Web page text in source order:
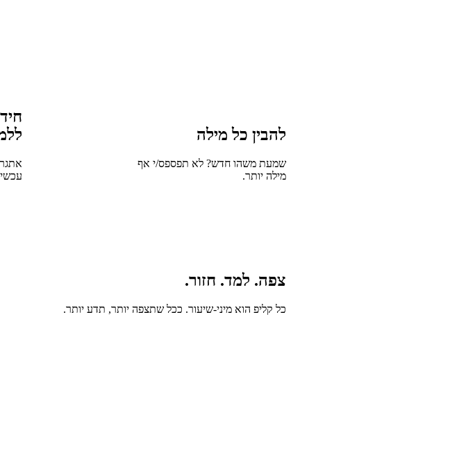
להבין כל מילה
שמעת משהו חדש? לא תפספס/י אף
מילה יותר.
צפה. למד. חזור.
כל קליפ הוא מיני-שיעור. ככל שתצפה יותר, תדע יותר.